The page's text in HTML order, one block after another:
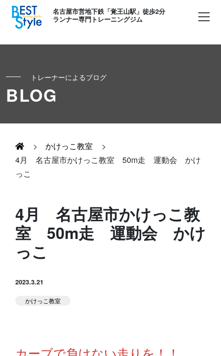
名古屋市営地下鉄「覚王山駅」徒歩2分
ランナー専門トレーニングジム
初めての方へ
お客様の声
足育
Runner's パーソナル
Runner's ピラティス
キッズ・かけっこ
お知らせ
堀江のブログ スタジオ公式
トレーナーによるブログ
BLOG
> かけっこ教室
>
4月 名古屋市かけっこ教室 50m走 運動会 かけ
っこ
4月 名古屋市かけっこ教
室 50m走 運動会 かけ
っこ
2023.3.21
かけっこ教室